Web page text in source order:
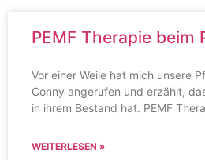
PEMF Therapie beim
Vor einer Weile hat mich unsere
Conny angerufen und erzählt,
in ihrem Bestand hat. PEMF
WEITERLESEN »